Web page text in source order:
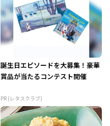
誕生日エピソードを大募集！豪華
賞品が当たるコンテスト開催
PR (レタスクラブ)